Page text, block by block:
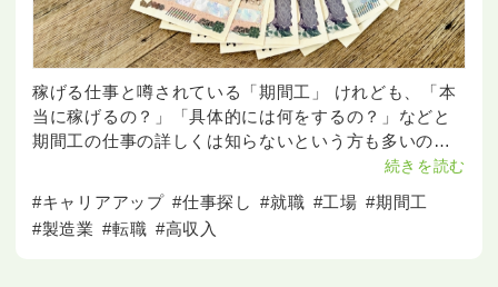
稼げる仕事と噂されている「期間工」 けれども、「本
当に稼げるの？」「具体的には何をするの？」などと
期間工の仕事の詳しくは知らないという方も多いので
期間工の稼げる理由や詳しい仕事内容、メリット
#キャリアアップ #仕事探し #就職 #工場 #期間工
#製造業 #転職 #高収入
続きを読む